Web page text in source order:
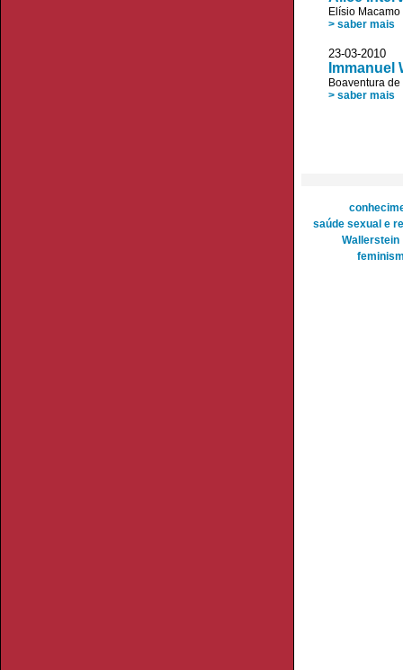
Elísio Macamo
> saber mais
23-03-
Immanuel
Boaventura
> saber mais
saúde sexual e
Wallerstein